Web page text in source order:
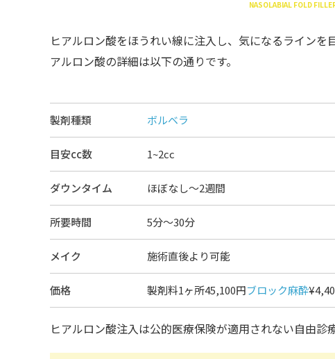
NASOLABIAL FOLD
ヒアルロン酸をほうれい線に注入し、気になるラインを
アルロン酸の詳細は以下の通りです。
製剤種類 ボルベラ
目安cc数 1~2cc
ダウンタイム ほぼなし〜2週間
所要時間 5分～30分
メイク 施術直後より可能
価格 製剤料1ヶ所45,100円ブロック麻酔
ヒアルロン酸注入は公的医療保険が適用されない自由診療